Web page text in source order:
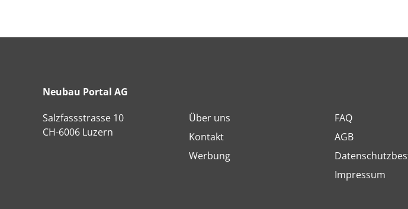
Neubau Portal AG
Salzfassstrasse 10
CH-6006 Luzern
Über uns
Kontakt
Werbung
FAQ
AGB
Impressum